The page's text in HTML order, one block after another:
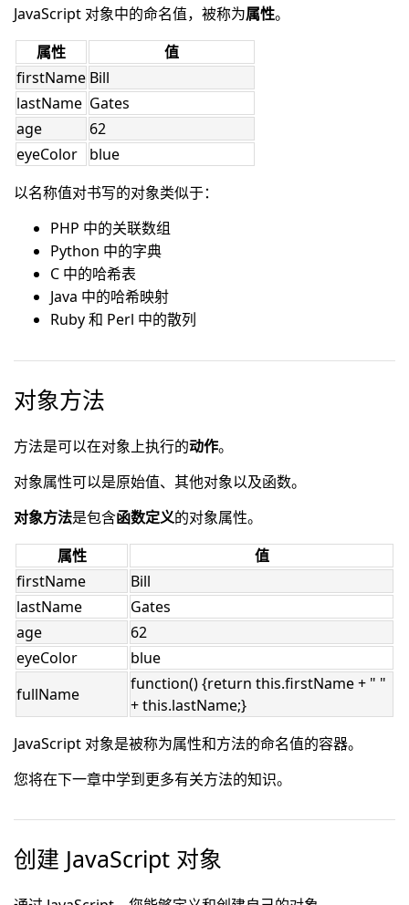
JavaScript 对象中的命名值，被称为属性。
属性
值
firstName Bill
lastName Gates
age
62
eyeColor
blue
以名称值对书写的对象类似于：
PHP 中的关联数组
Python 中的字典
C 中的哈希表
Java 中的哈希映射
Ruby 和 Perl 中的散列
对象方法
方法是可以在对象上执行的动作。
对象属性可以是原始值、其他对象以及函数。
对象方法是包含函数定义的对象属性。
属性
值
firstName
Bill
lastName
Gates
age
62
eyeColor
blue
fullName
function() {return this.firstName + " "
+ this.lastName;}
JavaScript 对象是被称为属性和方法的命名值的容器。
您将在下一章中学到更多有关方法的知识。
创建 JavaScript 对象